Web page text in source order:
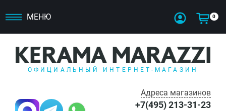
МЕНЮ 0
ОФИЦИАЛЬНЫЙ ИНТЕРНЕТ-МАГАЗИН
Адреса магазинов
+7(495) 213-31-23